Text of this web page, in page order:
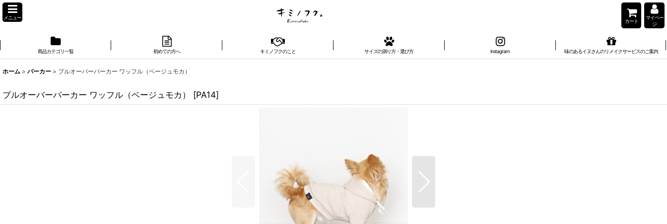
メニュー
カート
マイペー
ジ
商品カテゴリ一覧 初めての方へ キミノフクのこと サイズの測り方・選び方 instagram 味のあるイヌさんのリメイクサービスのご案内
ホーム > パーカー > プルオーバーパーカー ワッフル（ベージュモカ）
プルオーバーパーカー ワッフル（ベージュモカ） [PA14]